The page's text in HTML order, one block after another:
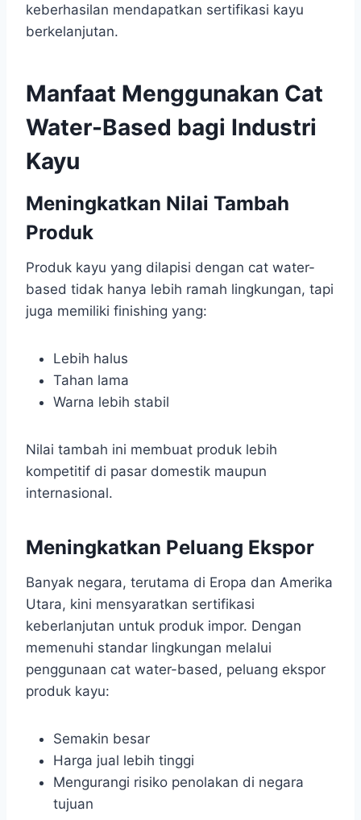
keberhasilan mendapatkan sertifikasi kayu
berkelanjutan.
Manfaat Menggunakan Cat
Water-Based bagi Industri
Kayu
Meningkatkan Nilai Tambah
Produk
Produk kayu yang dilapisi dengan cat water-
based tidak hanya lebih ramah lingkungan, tapi
juga memiliki finishing yang:
Lebih halus
Tahan lama
Warna lebih stabil
Nilai tambah ini membuat produk lebih
kompetitif di pasar domestik maupun
internasional.
Meningkatkan Peluang Ekspor
Banyak negara, terutama di Eropa dan Amerika
Utara, kini mensyaratkan sertifikasi
keberlanjutan untuk produk impor. Dengan
memenuhi standar lingkungan melalui
penggunaan cat water-based, peluang ekspor
produk kayu:
Semakin besar
Harga jual lebih tinggi
Mengurangi risiko penolakan di negara
tujuan